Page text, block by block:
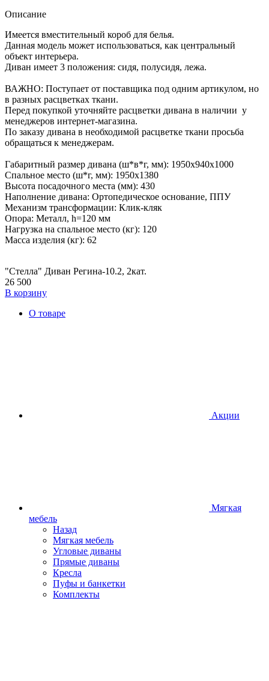
Описание
Имеется вместительный короб для белья.
Данная модель может использоваться, как центральный
объект интерьера.
Диван имеет 3 положения: сидя, полусидя, лежа.
ВАЖНО: Поступает от поставщика под одним артикулом, но
в разных расцветках ткани.
Перед покупкой уточняйте расцветки дивана в наличии у
менеджеров интернет-магазина.
По заказу дивана в необходимой расцветке ткани просьба
обращаться к менеджерам.
Габаритный размер дивана (ш*в*г, мм): 1950х940х1000
Спальное место (ш*г, мм): 1950х1380
Высота посадочного места (мм): 430
Наполнение дивана: Ортопедическое основание, ППУ
Механизм трансформации: Клик-кляк
Опора: Металл, h=120 мм
Нагрузка на спальное место (кг): 120
Масса изделия (кг): 62
"Стелла" Диван Регина-10.2, 2кат.
26 500
В корзину
О товаре
Акции
Мягкая
мебель
Назад
Мягкая мебель
Угловые диваны
Прямые диваны
Кресла
Пуфы и банкетки
Комплекты